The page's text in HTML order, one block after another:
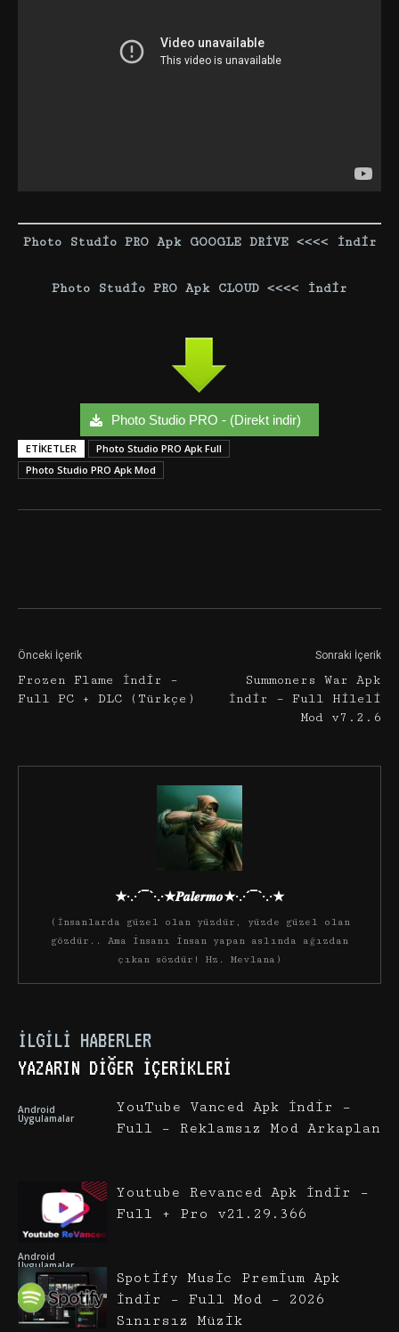
Photo Studio PRO Apk GOOGLE DRİVE <<<< İndir
Photo Studio PRO Apk CLOUD <<<< İndir
Photo Studio PRO - (Direkt indir)
ETIKETLER
Photo Studio PRO Apk Full
Photo Studio PRO Apk Mod
Önceki İçerik
Frozen Flame İndir –
Full PC + DLC (Türkçe)
Sonraki İçerik
Summoners War Apk
İndir – Full Hileli
Mod v7.2.6
★·.·´¯`·.·★𝑷𝒂𝒍𝒆𝒓𝒎𝒐★·.·´¯`·.·★
(İnsanlarda güzel olan yüzdür, yüzde güzel olan
gözdür.. Ama insanı insan yapan aslında ağızdan
çıkan sözdür! Hz. Mevlana)
İLGILI HABERLER
YAZARIN DIĞER İÇERIKLERI
Android
Uygulamalar
YouTube Vanced Apk İndir –
Full – Reklamsız Mod Arkaplan
Android
Uygulamalar
Youtube Revanced Apk İndir –
Full + Pro v21.29.366
Spotify Music Premium Apk
İndir – Full Mod – 2026
Sınırsız Müzik